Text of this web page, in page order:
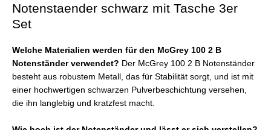
Notenstaender schwarz mit Tasche 3er
Set
Welche Materialien werden für den McGrey 100 2 B
Notenständer verwendet? Der McGrey 100 2 B Notenständer
besteht aus robustem Metall, das für Stabilität sorgt, und ist mit
einer hochwertigen schwarzen Pulverbeschichtung versehen,
die ihn langlebig und kratzfest macht.